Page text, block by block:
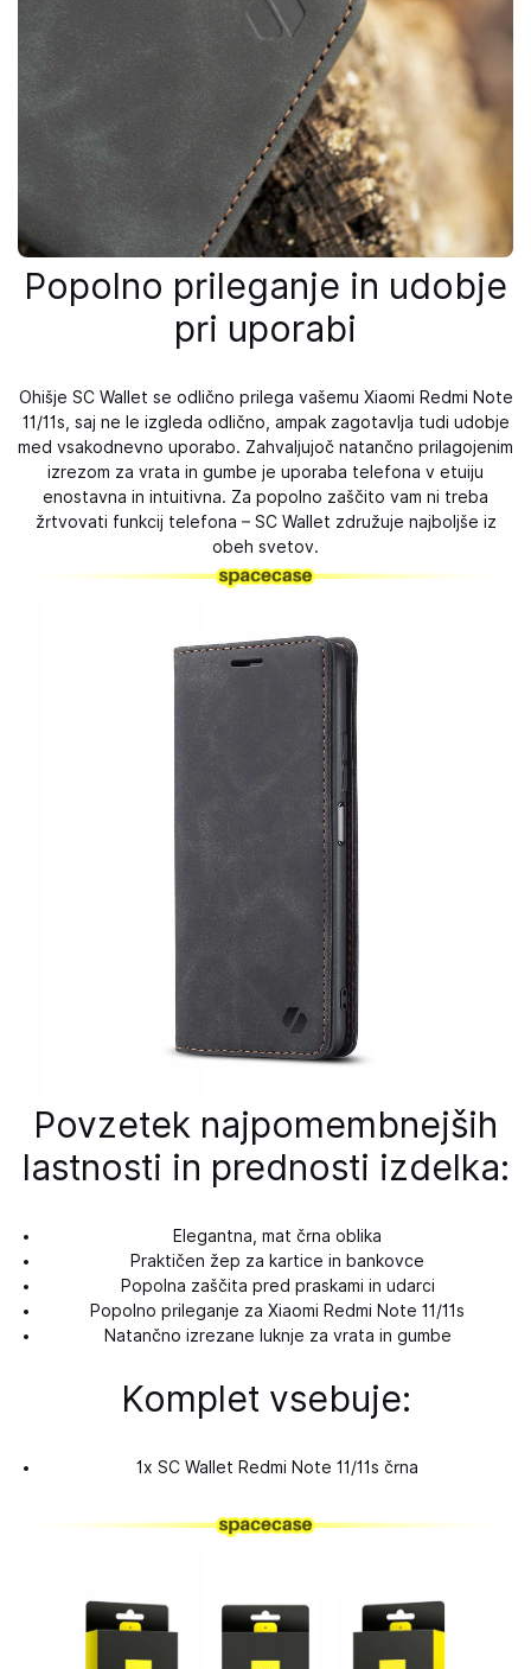
Popolno prileganje in udobje
pri uporabi
Ohišje SC Wallet se odlično prilega vašemu Xiaomi Redmi Note
11/11s, saj ne le izgleda odlično, ampak zagotavlja tudi udobje
med vsakodnevno uporabo. Zahvaljujoč natančno prilagojenim
izrezom za vrata in gumbe je uporaba telefona v etuiju
enostavna in intuitivna. Za popolno zaščito vam ni treba
žrtvovati funkcij telefona – SC Wallet združuje najboljše iz
obeh svetov.
Povzetek najpomembnejših
lastnosti in prednosti izdelka:
Elegantna, mat črna oblika
Praktičen žep za kartice in bankovce
Popolna zaščita pred praskami in udarci
Popolno prileganje za Xiaomi Redmi Note 11/11s
Natančno izrezane luknje za vrata in gumbe
Komplet vsebuje:
1x SC Wallet Redmi Note 11/11s črna